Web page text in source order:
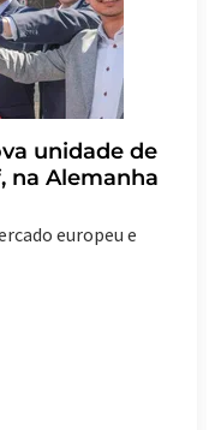
unidade de
na Alemanha
europeu e